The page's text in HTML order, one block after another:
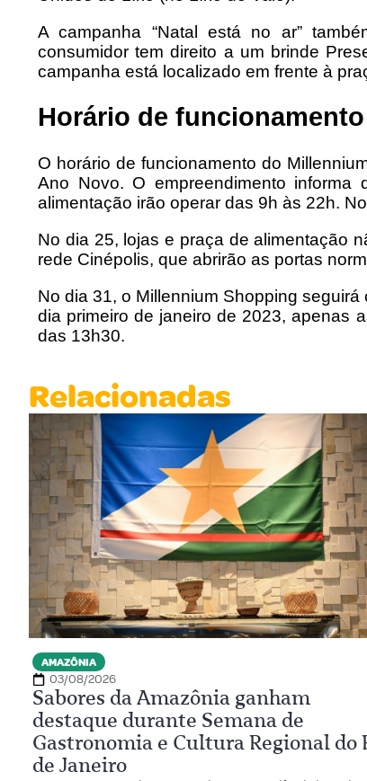
A campanha “Natal está no ar”
consumidor tem direito a um brinde
campanha está localizado em frente à
Horário de funcionamento
O horário de funcionamento do
Ano Novo. O empreendimento
alimentação irão operar das 9h às 22h.
No dia 25, lojas e praça de alimentação
rede Cinépolis, que abrirão as portas
No dia 31, o Millennium Shopping
dia primeiro de janeiro de 2023, apenas
das 13h30.
Relacionadas
AMAZÔNIA
03/08/2026
Sabores da Amazônia ganham
destaque durante Semana de
Gastronomia e Cultura Regional do
de Janeiro